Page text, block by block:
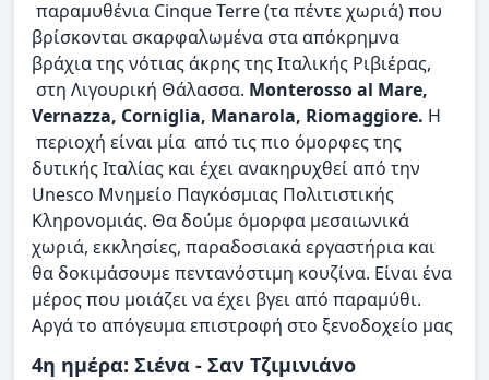
παραμυθένια Cinque Terre (τα πέντε χωριά) που
βρίσκονται σκαρφαλωμένα στα απόκρημνα
βράχια της νότιας άκρης της Ιταλικής Ριβιέρας,
στη Λιγουρική Θάλασσα. Monterosso al Mare,
Vernazza, Corniglia, Manarola, Riomaggiore. Η
περιοχή είναι μία από τις πιο όμορφες της
δυτικής Ιταλίας και έχει ανακηρυχθεί από την
Unesco Μνημείο Παγκόσμιας Πολιτιστικής
Κληρονομιάς. Θα δούμε όμορφα μεσαιωνικά
χωριά, εκκλησίες, παραδοσιακά εργαστήρια και
θα δοκιμάσουμε πεντανόστιμη κουζίνα. Είναι ένα
μέρος που μοιάζει να έχει βγει από παραμύθι.
Αργά το απόγευμα επιστροφή στο ξενοδοχείο μας
4η ημέρα: Σιένα - Σαν Τζιμινιάνο